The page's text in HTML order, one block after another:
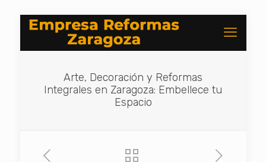
Arte, Decoración y Reformas
Integrales en Zaragoza: Embellece tu
Espacio